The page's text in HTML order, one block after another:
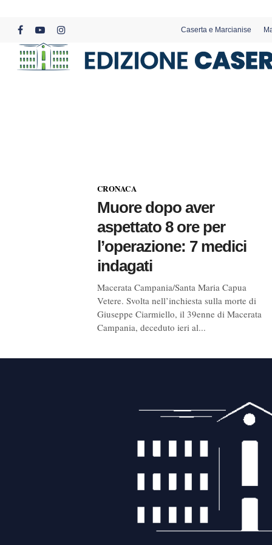
content
facebookyoutubeinstagram
Caserta e Marcianise
CRONACA
Muore dopo aver
aspettato 8 ore per
l’operazione: 7 medici
indagati
Macerata Campania/Santa Maria Capua
Vetere. Svolta nell’inchiesta sulla morte di
Giuseppe Ciarmiello, il 39enne di Macerata
Campania, deceduto ieri al...